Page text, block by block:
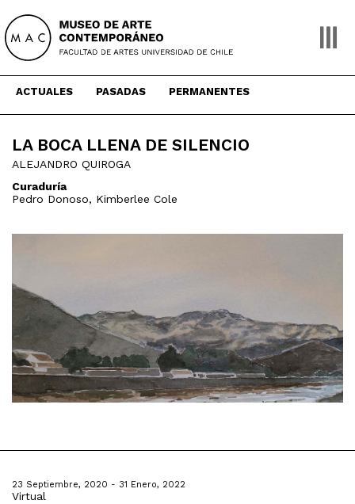
content
ACTUALES PASADAS PERMANENTES
LA BOCA LLENA DE SILENCIO
ALEJANDRO QUIROGA
Curaduría
Pedro Donoso, Kimberlee Cole
23 Septiembre, 2020 - 31 Enero, 2022
Virtual